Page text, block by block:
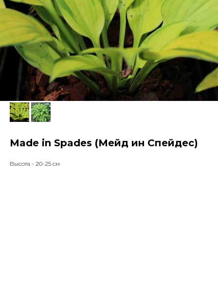
Made in Spades (Мейд ин Спейдес)
Высота - 20-25 см